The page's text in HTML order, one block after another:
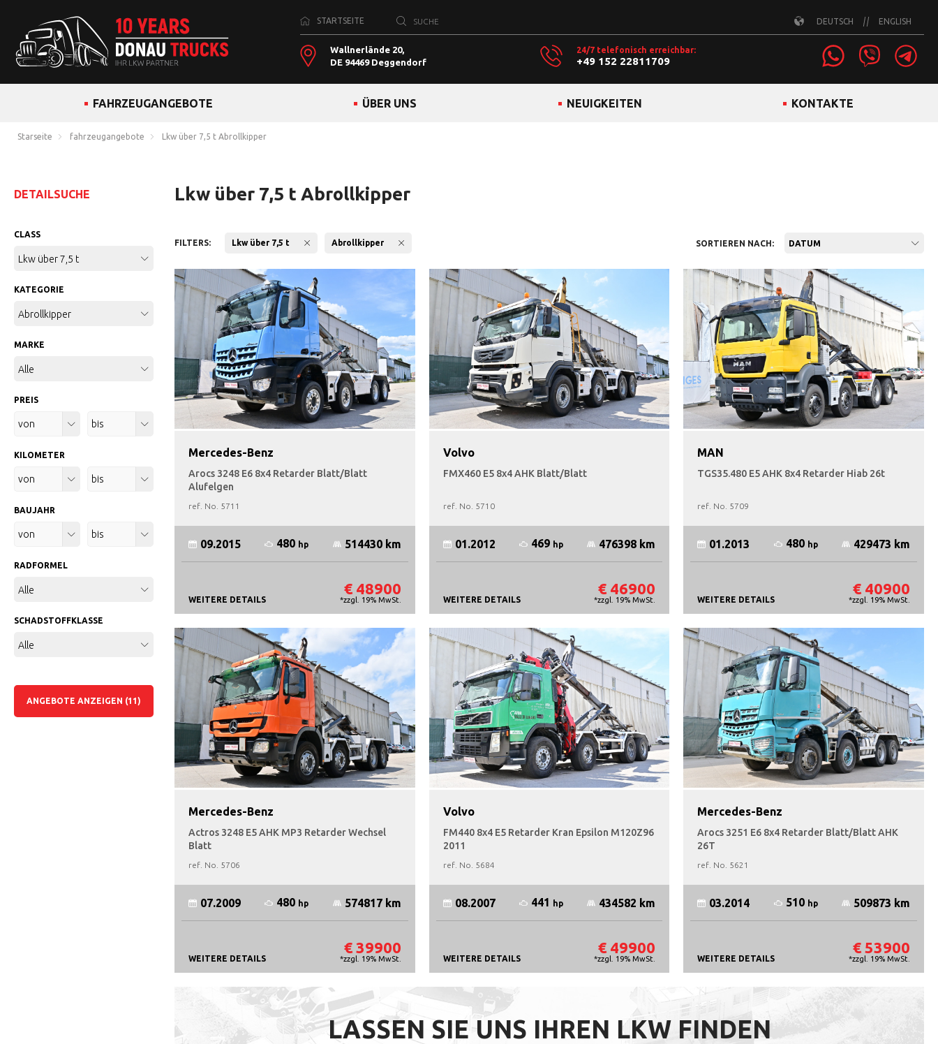
STARTSEITE DEUTSCH ENGLISH
Wallnerlände 20,
DE 94469 Deggendorf
24/7 telefonisch erreichbar:
+49 152 22811709
FAHRZEUGANGEBOTE ÜBER UNS NEUIGKEITEN KONTAKTE
Starseite fahrzeugangebote Lkw über 7,5 t Abrollkipper
Lkw über 7,5 t Abrollkipper
FILTERS: Lkw über 7,5 t Abrollkipper SORTIEREN NACH: DATUM
Mercedes-Benz
Arocs 3248 E6 8x4 Retarder Blatt/Blatt
Alufelgen
ref. No. 5711
09.2015 480 hp 514430 km
WEITERE DETAILS
€ 48900
*zzgl. 19% MwSt.
Volvo
FMX460 E5 8x4 AHK Blatt/Blatt
ref. No. 5710
01.2012 469 hp 476398 km
WEITERE DETAILS
€ 46900
*zzgl. 19% MwSt.
MAN
TGS35.480 E5 AHK 8x4 Retarder Hiab 26t
ref. No. 5709
01.2013 480 hp 429473 km
WEITERE DETAILS
€ 40900
*zzgl. 19% MwSt.
Mercedes-Benz
Actros 3248 E5 AHK MP3 Retarder Wechsel
Blatt
ref. No. 5706
07.2009 480 hp 574817 km
WEITERE DETAILS
€ 39900
*zzgl. 19% MwSt.
Volvo
FM440 8x4 E5 Retarder Kran Epsilon M120Z96
2011
ref. No. 5684
08.2007 441 hp 434582 km
WEITERE DETAILS
€ 49900
*zzgl. 19% MwSt.
Mercedes-Benz
Arocs 3251 E6 8x4 Retarder Blatt/Blatt AHK
26T
ref. No. 5621
03.2014 510 hp 509873 km
WEITERE DETAILS
€ 53900
*zzgl. 19% MwSt.
LASSEN SIE UNS IHREN LKW FINDEN
DETAILSUCHE
CLASS
Lkw über 7,5 t
KATEGORIE
Abrollkipper
MARKE
Alle
PREIS
Alle Alle
KILOMETER
Alle Alle
BAUJAHR
Alle Alle
RADFORMEL
Alle
SCHADSTOFFKLASSE
Alle
ANGEBOTE ANZEIGEN (11)